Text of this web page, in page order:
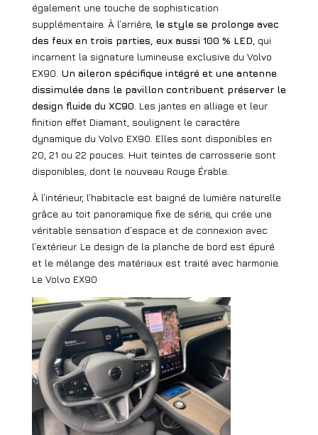
également une touche de sophistication
supplémentaire. À l’arrière, le style se prolonge avec
des feux en trois parties, eux aussi 100 % LED , qui
incarnent la signature lumineuse exclusive du Volvo
EX90. Un aileron spécifique intégré et une antenne
dissimulée dans le pavillon contribuent préserver le
design fluide du XC90 . Les jantes en alliage et leur
finition effet Diamant, soulignent le caractère
dynamique du Volvo EX90. Elles sont disponibles en
20, 21 ou 22 pouces. Huit teintes de carrosserie sont
disponibles, dont le nouveau Rouge Érable..
À l’intérieur, l’habitacle est baigné de lumière naturelle
grâce au toit panoramique fixe de série, qui crée une
véritable sensation d’espace et de connexion avec
l’extérieur. Le design de la planche de bord est épuré
et le mélange des matériaux est traité avec harmonie.
Le Volvo EX90